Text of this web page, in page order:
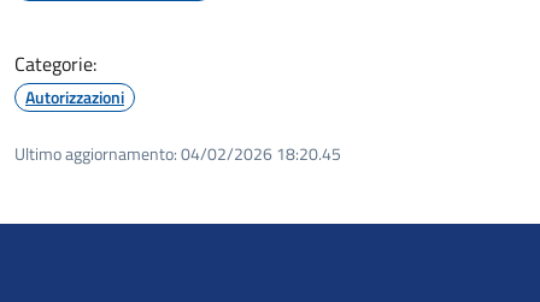
Categorie:
Autorizzazioni
Ultimo aggiornamento:04/02/2026 18:20.45